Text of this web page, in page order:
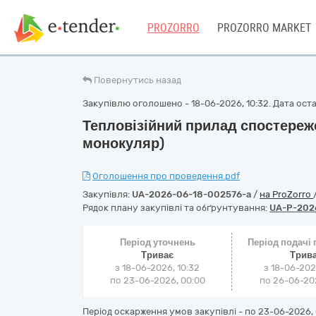
PROZORRO PROZORRO MARKET
Повернутись назад
Закупівлю оголошено - 18-06-2026, 10:32. Дата
Тепловізійний прилад
монокуляр)
Оголошення про проведення.pdf
Закупівля: UA-2026-06-18-002576-a / на ProZorro
Рядок плану закупівлі та обґрунтування: UA-P-
Період уточнень
Триває
з 18-06-2026, 10:32
по 23-06-2026, 00:00
Період подачі
з 18-06-
по 26-06-
Період оскарження умов закупівлі - по 23-06-2026,